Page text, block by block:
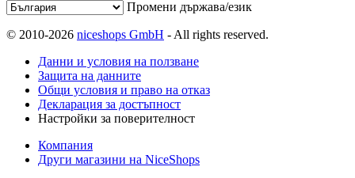
Промени държава/език
© 2010-2026 niceshops GmbH - All rights reserved.
Данни и условия на ползване
Защита на данните
Общи условия и право на отказ
Декларация за достъпност
Настройки за поверителност
Компания
Други магазини на NiceShops